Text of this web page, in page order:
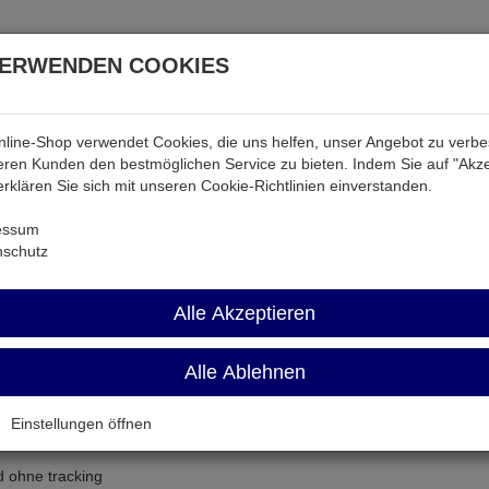
& Akkus Audio & Video Strom Tab &
ohne tracking
COOKIES
Shop verwendet Cookies, die uns helfen, unser Angebot zu
Kunden den bestmöglichen Service zu bieten. Indem Sie auf
Sie sich mit unseren Cookie-Richtlinien einverstanden.
Alle Akzeptieren
Alle Ablehnen
Einstellungen öffnen